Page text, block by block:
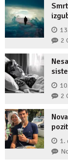
2
2
1.